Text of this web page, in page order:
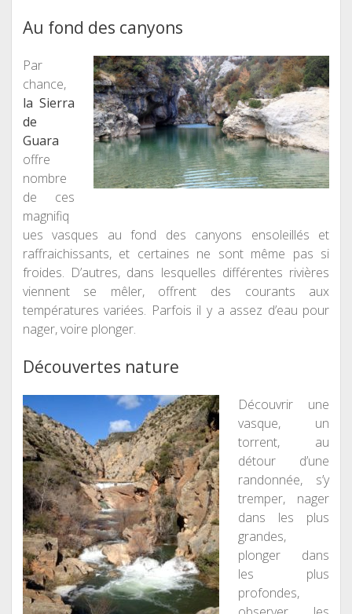
Au fond des canyons
Par
chance,
la Sierra
de
Guara
offre
nombre
de ces
magnifiq
ues vasques au fond des canyons ensoleillés et
raffraichissants, et certaines ne sont même pas si
froides. D’autres, dans lesquelles différentes rivières
viennent se mêler, offrent des courants aux
températures variées. Parfois il y a assez d’eau pour
nager, voire plonger.
Découvertes nature
Découvrir une
vasque, un
torrent, au
détour d’une
randonnée, s’y
tremper, nager
dans les plus
grandes,
plonger dans
les plus
profondes,